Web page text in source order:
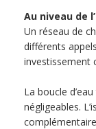
Au niveau de
Un réseau de
différents
investissement
La boucle
négligeables.